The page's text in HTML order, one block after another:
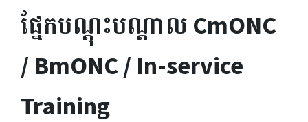
ផ្នែកបណ្តុះបណ្តាល CmONC
/ BmONC / In-service
Training